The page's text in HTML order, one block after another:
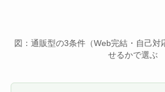
図：通販型の3条件（Web完結・自己対
せるかで選ぶ